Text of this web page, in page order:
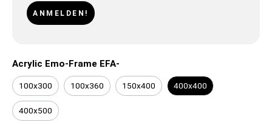
ANMELDEN!
Acrylic Emo-Frame EFA-
100x300 100x360 150x400 400x400
400x500